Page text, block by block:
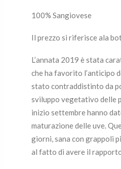
originale
era:
attuale
è:
100% Sangiovese
Il prezzo si riferisce ala
L’annata 2019 è stata
che ha favorito l’anticipo
stato contraddistinto da
sviluppo vegetativo delle
inizio settembre hanno
maturazione delle uve.
giorni, sana con grappoli
al fatto di avere il